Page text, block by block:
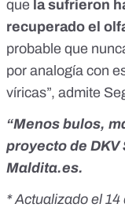
que la sufrieron
recuperado el
probable que
por analogía con
víricas”, admite
“Menos bulos,
proyecto de DKV
Maldita.es.
* Actualizado el